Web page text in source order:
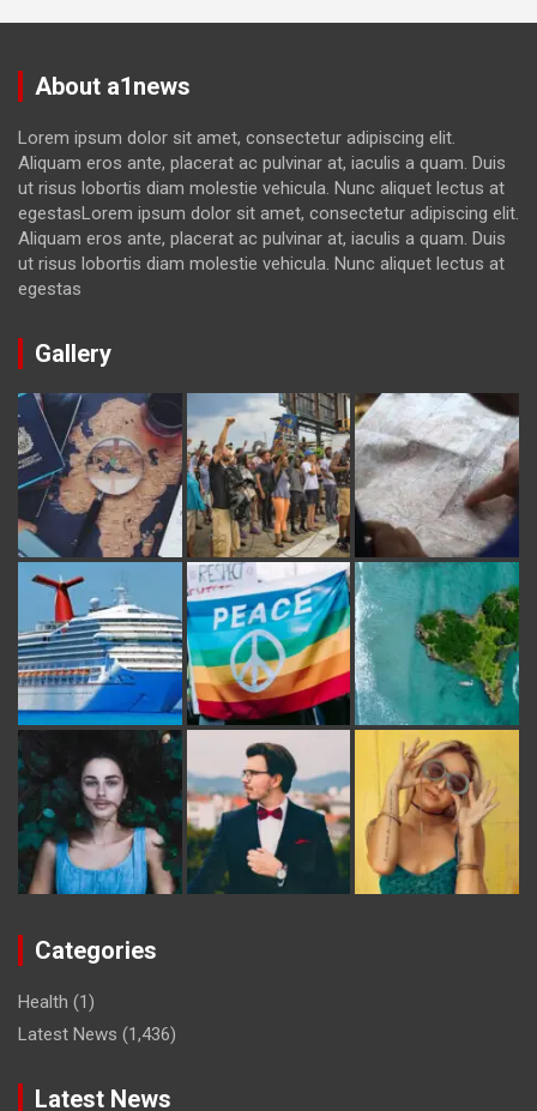
About a1news
Lorem ipsum dolor sit amet, consectetur adipiscing elit.
Aliquam eros ante, placerat ac pulvinar at, iaculis a quam. Duis
ut risus lobortis diam molestie vehicula. Nunc aliquet lectus at
egestasLorem ipsum dolor sit amet, consectetur adipiscing elit.
Aliquam eros ante, placerat ac pulvinar at, iaculis a quam. Duis
ut risus lobortis diam molestie vehicula. Nunc aliquet lectus at
egestas
Gallery
Categories
Health (1)
Latest News (1,436)
Latest News